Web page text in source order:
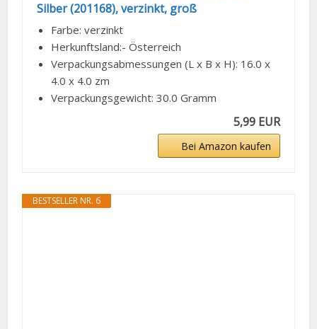
Silber (201168), verzinkt, groß
Farbe: verzinkt
Herkunftsland:- Österreich
Verpackungsabmessungen (L x B x H): 16.0 x
4.0 x 4.0 zm
Verpackungsgewicht: 30.0 Gramm
5,99 EUR
Bei Amazon kaufen
BESTSELLER NR. 6